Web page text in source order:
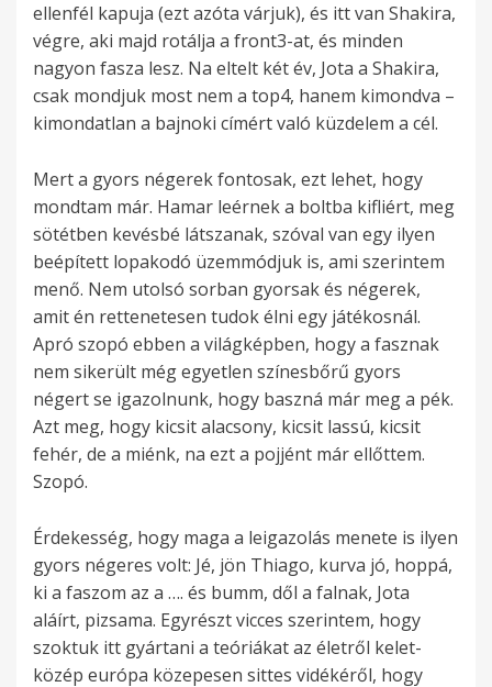
ellenfél kapuja (ezt azóta várjuk), és itt van Shakira,
végre, aki majd rotálja a front3-at, és minden
nagyon fasza lesz. Na eltelt két év, Jota a Shakira,
csak mondjuk most nem a top4, hanem kimondva –
kimondatlan a bajnoki címért való küzdelem a cél.
Mert a gyors négerek fontosak, ezt lehet, hogy
mondtam már. Hamar leérnek a boltba kifliért, meg
sötétben kevésbé látszanak, szóval van egy ilyen
beépített lopakodó üzemmódjuk is, ami szerintem
menő. Nem utolsó sorban gyorsak és négerek,
amit én rettenetesen tudok élni egy játékosnál.
Apró szopó ebben a világképben, hogy a fasznak
nem sikerült még egyetlen színesbőrű gyors
négert se igazolnunk, hogy baszná már meg a pék.
Azt meg, hogy kicsit alacsony, kicsit lassú, kicsit
fehér, de a miénk, na ezt a pojjént már ellőttem.
Szopó.
Érdekesség, hogy maga a leigazolás menete is ilyen
gyors négeres volt: Jé, jön Thiago, kurva jó, hoppá,
ki a faszom az a …. és bumm, dől a falnak, Jota
aláírt, pizsama. Egyrészt vicces szerintem, hogy
szoktuk itt gyártani a teóriákat az életről kelet-
közép európa közepesen sittes vidékéről, hogy